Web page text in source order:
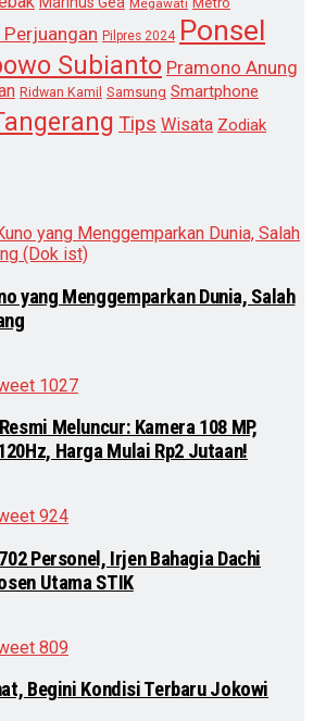
Megawati
Perjuangan Pilpres 2024 Ponsel
Subianto Pramono Anung
Ridwan Kamil Samsung Smartphone
Tips Wisata Zodiak
yang Menggemparkan Dunia, Salah
1027
Meluncur: Kamera 108 MP,
Harga Mulai Rp2 Jutaan!
924
Personel, Irjen Bahagia Dachi
Utama STIK
809
Begini Kondisi Terbaru Jokowi